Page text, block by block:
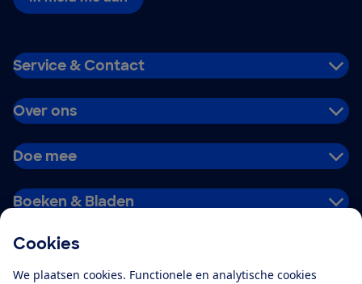
Cookies
We plaatsen cookies. Functionele en analytische cookies
Service & Contact
Over ons
Doe mee
Boeken & Bladen